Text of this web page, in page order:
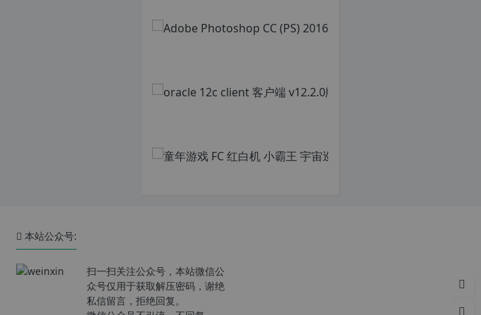
本站公众号:
扫一扫关注公众号，本站微信公
众号仅用于获取解压密码，谢绝
私信留言，拒绝回复。